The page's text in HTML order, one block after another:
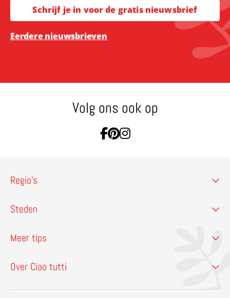
Schrijf je in voor de gratis nieuwsbrief
Eerdere nieuwsbrieven
Volg ons ook op
Ga naar Facebook
Ga naar Pinterest
Ga naar Instagram
Regio’s
Steden
Meer tips
Over Ciao tutti